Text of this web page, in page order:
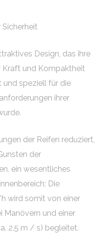
Design, das ihre
Kraft und Kompaktheit
speziell für die
ihrer
der Reifen reduziert,
der
ein wesentliches
Die
wird somit von einer
Manövern und einer
2,5 m / s) begleitet.